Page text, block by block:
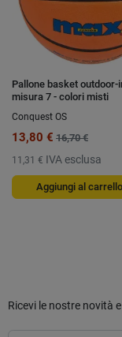
Pallone basket outdoor-
misura 7 - colori misti
Conquest OS
13,80 € 16,70 €
11,31 € IVA esclusa
Aggiungi al carrello
Ricevi le nostre novità